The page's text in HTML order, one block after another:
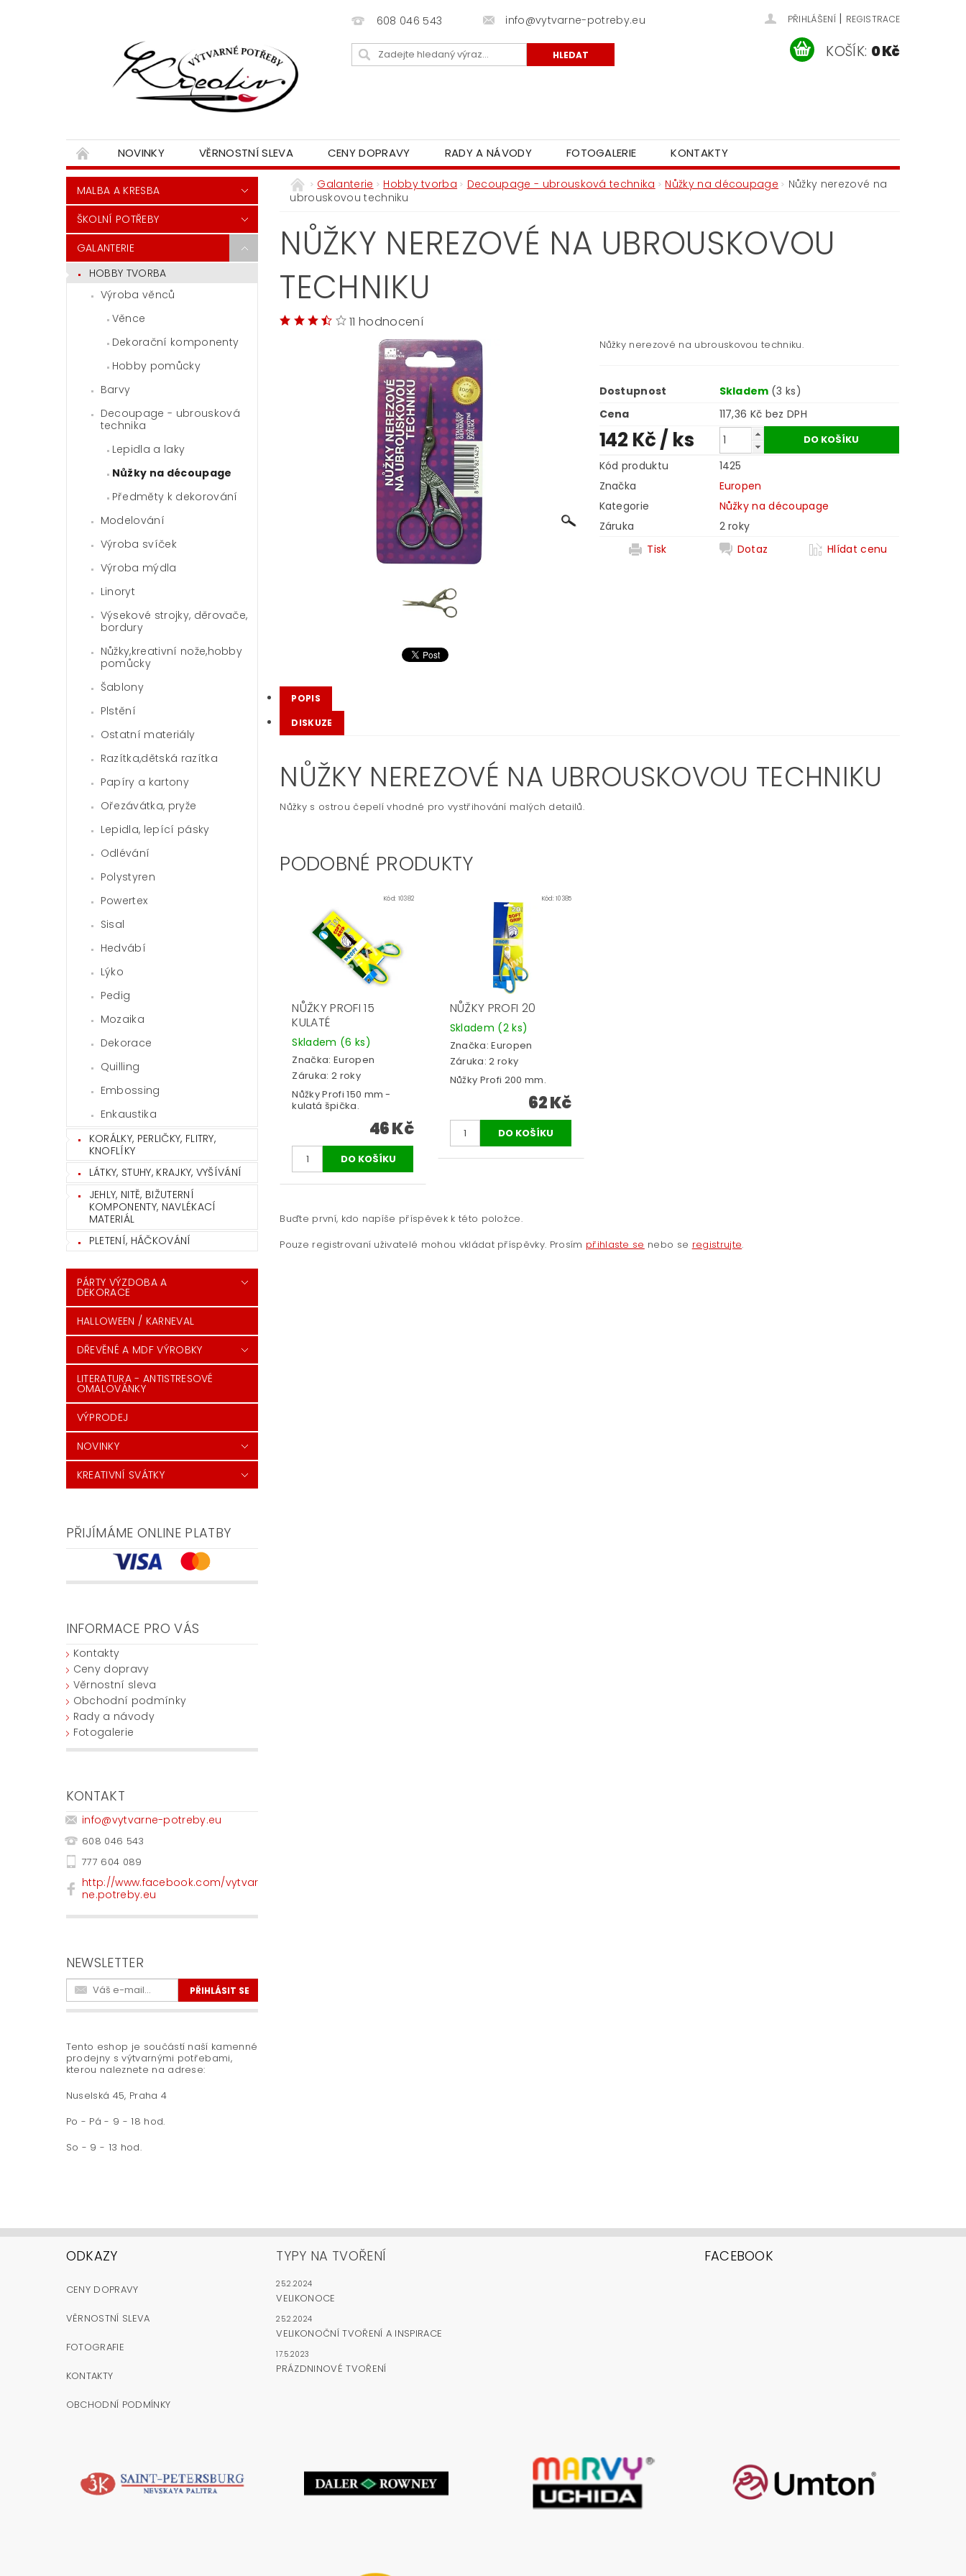
608 046 543 info@vytvarne-potreby.eu PŘIHLÁŠENÍ | REGISTRACE
KOŠÍK: 0 Kč
NOVINKY VĚRNOSTNÍ SLEVA CENY DOPRAVY RADY A NÁVODY FOTOGALERIE KONTAKTY
MALBA A KRESBA
ŠKOLNÍ POTŘEBY
GALANTERIE
HOBBY TVORBA
Výroba věnců
Věnce
Dekorační komponenty
Hobby pomůcky
Barvy
Decoupage - ubrousková
technika
Lepidla a laky
Nůžky na découpage
Předměty k dekorování
Modelování
Výroba svíček
Výroba mýdla
Linoryt
Výsekové strojky, děrovače,
bordury
Nůžky,kreativní nože,hobby
pomůcky
Šablony
Plstění
Ostatní materiály
Razítka,dětská razítka
Papíry a kartony
Ořezávátka, pryže
Lepidla, lepící pásky
Odlévání
Polystyren
Powertex
Sisal
Hedvábí
Lýko
Pedig
Mozaika
Dekorace
Quilling
Embossing
Enkaustika
KORÁLKY, PERLIČKY, FLITRY,
KNOFLÍKY
LÁTKY, STUHY, KRAJKY, VYŠÍVÁNÍ
JEHLY, NITĚ, BIŽUTERNÍ
KOMPONENTY, NAVLÉKACÍ
MATERIÁL
PLETENÍ, HÁČKOVÁNÍ
PÁRTY VÝZDOBA A
DEKORACE
HALLOWEEN / KARNEVAL
DŘEVĚNÉ A MDF VÝROBKY
LITERATURA - ANTISTRESOVÉ
OMALOVÁNKY
VÝPRODEJ
NOVINKY
KREATIVNÍ SVÁTKY
PŘIJÍMÁME ONLINE PLATBY
INFORMACE PRO VÁS
Kontakty
Ceny dopravy
Věrnostní sleva
Obchodní podmínky
Rady a návody
Fotogalerie
KONTAKT
info@vytvarne-potreby.eu
608 046 543
777 604 089
http://www.facebook.com/vytvar
ne.potreby.eu
NEWSLETTER
Tento eshop je součástí naší kamenné
prodejny s výtvarnými potřebami,
kterou naleznete na adrese:
Nuselská 45, Praha 4
Po - Pá - 9 - 18 hod.
So - 9 - 13 hod.
Galanterie Hobby tvorba Decoupage - ubrousková technika Nůžky na découpage
Nůžky nerezové na
ubrouskovou techniku
NŮŽKY NEREZOVÉ NA UBROUSKOVOU
TECHNIKU
11 hodnocení
Nůžky nerezové na ubrouskovou techniku.
Dostupnost Skladem (3 ks)
Cena
117,36 Kč bez DPH
142 Kč/ ks
Kód produktu
1425
Značka
Europen
Kategorie
Nůžky na découpage
Záruka
2 roky
Tisk
Dotaz Hlídat cenu
POPIS
DISKUZE
NŮŽKY NEREZOVÉ NA UBROUSKOVOU TECHNIKU
Nůžky s ostrou čepelí vhodné pro vystřihování malých detailů.
PODOBNÉ PRODUKTY
Kód: 10382
NŮŽKY PROFI 15
KULATÉ
Skladem (6 ks)
Značka: Europen
Záruka: 2 roky
Nůžky Profi 150 mm -
kulatá špička.
46 Kč
Kód:10385
NŮŽKY PROFI 20
Skladem (2 ks)
Značka:Europen
Záruka: 2 roky
Nůžky Profi 200 mm.
62 Kč
Buďte první, kdo napíše příspěvek k této položce.
Pouze registrovaní uživatelé mohou vkládat příspěvky. Prosím přihlaste se nebo se registrujte.
ODKAZY
CENY DOPRAVY
VĚRNOSTNÍ SLEVA
FOTOGRAFIE
KONTAKTY
OBCHODNÍ PODMÍNKY
TYPY NA TVOŘENÍ
25.2.2024
VELIKONOCE
25.2.2024
VELIKONOČNÍ TVOŘENÍ A INSPIRACE
17.5.2023
PRÁZDNINOVÉ TVOŘENÍ
FACEBOOK